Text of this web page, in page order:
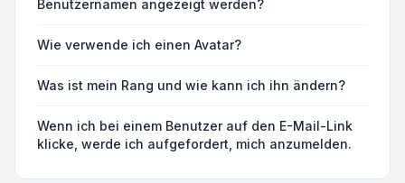
Benutzernamen angezeigt werden?
Wie verwende ich einen Avatar?
Was ist mein Rang und wie kann ich ihn ändern?
Wenn ich bei einem Benutzer auf den E-Mail-Link
klicke, werde ich aufgefordert, mich anzumelden.